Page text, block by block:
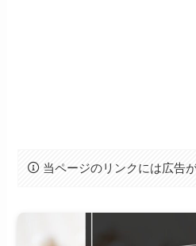
当ページのリンクには広告